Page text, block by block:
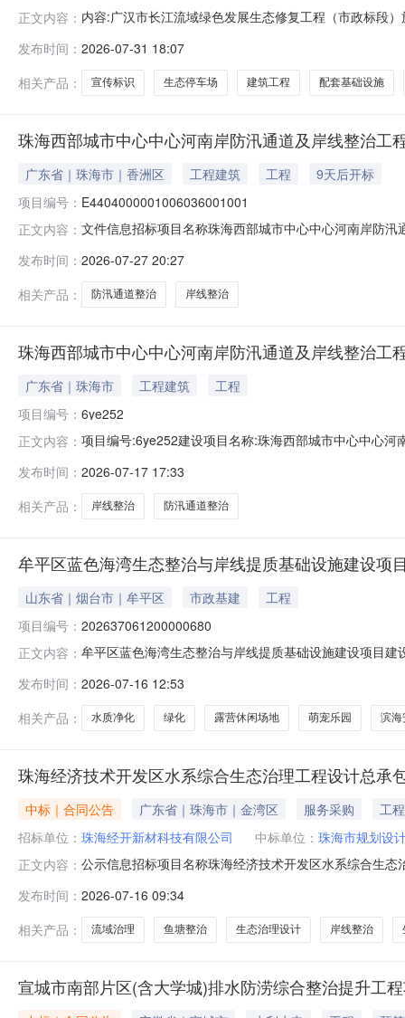
正文内容： 内容:广汉市长江流域绿色发展生态修复工程（市政标段
号6楼021-66119136工程（货物、服务）具体内容马牧
生态停车场
发布时间： 2026-07-31 18:07
相关产品：
宣传标识 生态停车场 建筑工程 配套基础设施
珠海西部城市中心中心河南岸防汛通道及岸线整治工
广东省｜珠海市｜香洲区 工程建筑 工程
9天后开标
项目编号： E4404000001006036001001
正文内容： 文件信息招标项目名称珠海西部城市中心中心河南岸防
发布时间： 2026-07-27 20:27
相关产品：
防汛通道整治 岸线整治
珠海西部城市中心中心河南岸防汛通道及岸线整治工
广东省｜珠海市 工程建筑
工程
项目编号： 6ye252
正文内容： 项目编号:6ye252建设项目名称:珠海西部城市中心中心
法定代表人：李先知建设单位主要负责人：翟翠婷建设
91440400M
发布时间： 2026-07-17 17:33
相关产品：
岸线整治 防汛通道整治
牟平区蓝色海湾生态整治与岸线提质基础设施建设项
山东省｜烟台市｜牟平区 市政基建
工程
项目编号： 202637061200000680
正文内容： 牟平区蓝色海湾生态整治与岸线提质基础设施建设项目
元)1300拟投入生产运营日期2028-12-31建设性质新建
发布时间： 2026-07-16 12:53
相关产品：
水质净化 绿化 露营休闲场地 萌宠乐园 滨海
珠海经济技术开发区水系综合生态治理工程设计总承
中标｜合同公告 广东省｜珠海市｜金湾区 服务采购
工程
招标单位： 珠海经开新材科技有限公司 中标单位： 珠海市规划设
正文内容： 公示信息招标项目名称珠海经济技术开发区水系综合生
代码91440404MAE3JE3063中标人名称珠海市规划设计
水
发布时间： 2026-07-16 09:34
相关产品：
流域治理 鱼塘整治 生态治理设计 岸线整治
宣城市南部片区(含大学城)排水防涝综合整治提升工